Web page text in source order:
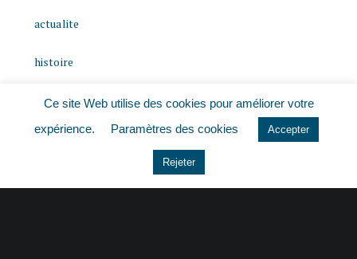
actualite
histoire
Le coin du dirigeant
Non classé
Ce site Web utilise des cookies pour améliorer votre
expérience.
Paramètres des cookies Accepter
Rejeter